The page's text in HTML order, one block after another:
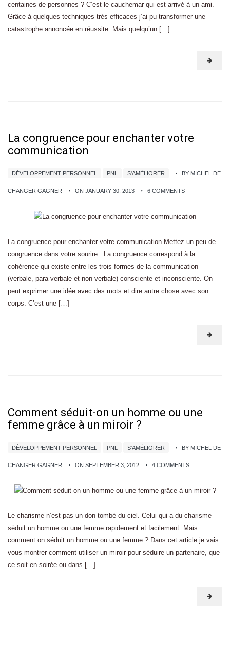
centaines de personnes ? C’est le cauchemar qui est arrivé à un ami.
Grâce à quelques techniques très efficaces j’ai pu transformer une
catastrophe annoncée en réussite. Mais quelqu’un […]
La congruence pour enchanter votre
communication
DÉVELOPPEMENT PERSONNEL PNL S'AMÉLIORER BY MICHEL DE
CHANGER GAGNER ON JANUARY 30, 2013 6 COMMENTS
La congruence pour enchanter votre communication Mettez un peu de
congruence dans votre sourire La congruence correspond à la
cohérence qui existe entre les trois formes de la communication
(verbale, para-verbale et non verbale) consciente et inconsciente. On
peut exprimer une idée avec des mots et dire autre chose avec son
corps. C’est une […]
Comment séduit-on un homme ou une
femme grâce à un miroir ?
DÉVELOPPEMENT PERSONNEL PNL S'AMÉLIORER BY MICHEL DE
CHANGER GAGNER ON SEPTEMBER 3, 2012 4 COMMENTS
Le charisme n’est pas un don tombé du ciel. Celui qui a du charisme
séduit un homme ou une femme rapidement et facilement. Mais
comment on séduit un homme ou une femme ? Dans cet article je vais
vous montrer comment utiliser un miroir pour séduire un partenaire, que
ce soit en soirée ou dans […]